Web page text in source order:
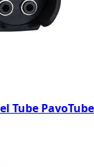
Tube PavoTube